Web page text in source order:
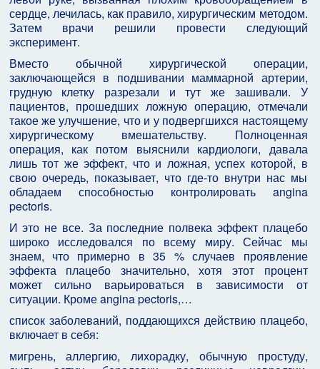
сердце, лечилась, как правило, хирургическим методом.
Затем врачи решили провести следующий
эксперимент.
Вместо обычной хирургической операции,
заключающейся в подшивании маммарной артерии,
грудную клетку разрезали и тут же зашивали. У
пациентов, прошедших ложную операцию, отмечали
такое же улучшение, что и у подвергшихся настоящему
хирургическому вмешательству. Полноценная
операция, как потом выяснили кардиологи, давала
лишь тот же эффект, что и ложная, успех которой, в
свою очередь, показывает, что где-то внутри нас мы
обладаем способностью контролировать angina
pectoris.
И это не все. За последние полвека эффект плацебо
широко исследовался по всему миру. Сейчас мы
знаем, что примерно в 35 % случаев проявление
эффекта плацебо значительно, хотя этот процент
может сильно варьироваться в зависимости от
ситуации. Кроме angina pectoris,…
список заболеваний, поддающихся действию плацебо,
включает в себя:
мигрень, аллергию, лихорадку, обычную простуду,